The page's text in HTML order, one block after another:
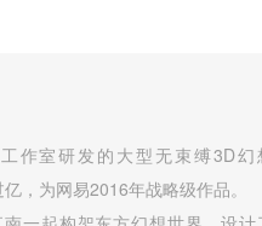
作室研发的大型无束缚3D幻
，为网易2016年战略级作品。